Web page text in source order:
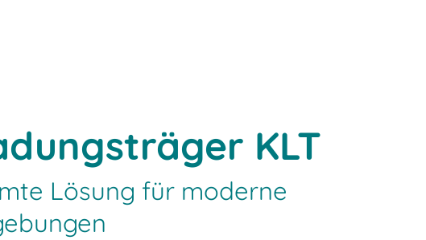
KLT
Lösung für moderne